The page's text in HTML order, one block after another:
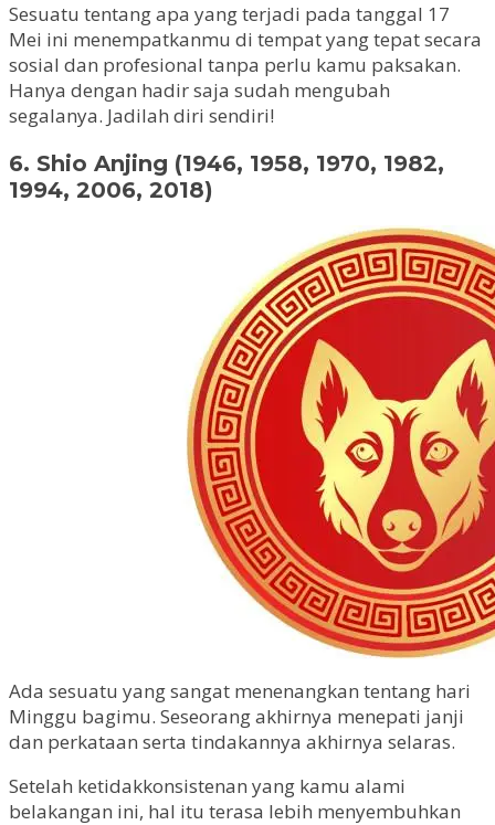
Sesuatu tentang apa yang terjadi pada tanggal 17
Mei ini menempatkanmu di tempat yang tepat secara
sosial dan profesional tanpa perlu kamu paksakan.
Hanya dengan hadir saja sudah mengubah
segalanya. Jadilah diri sendiri!
6. Shio Anjing (1946, 1958, 1970, 1982,
1994, 2006, 2018)
Ada sesuatu yang sangat menenangkan tentang hari
Minggu bagimu. Seseorang akhirnya menepati janji
dan perkataan serta tindakannya akhirnya selaras.
Setelah ketidakkonsistenan yang kamu alami
belakangan ini, hal itu terasa lebih menyembuhkan